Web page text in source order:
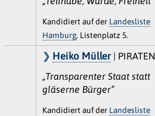
Kandidiert auf der Landesliste
Hamburg, Listenplatz 5.
Heiko Müller| PIRATEN
„Transparenter Staat statt
gläserne Bürger“
Kandidiert auf der Landesliste